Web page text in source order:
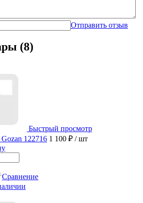
Отправить отзыв
(8)
Быстрый просмотр
122716 1 100 ₽ / шт
Сравнение